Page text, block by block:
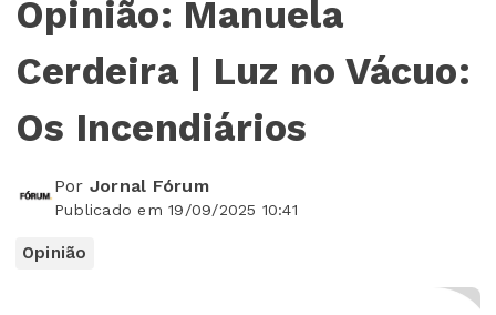
Opinião: Manuela
Cerdeira | Luz no Vácuo:
Os Incendiários
Por Jornal Fórum
Publicado em 19/09/2025 10:41
Opinião